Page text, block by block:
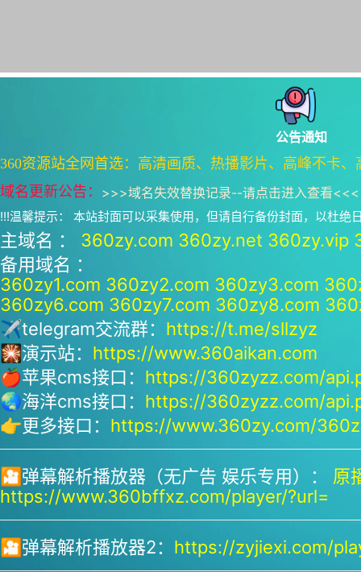
公告通知
360资源站全网首选：高清画质、热播影片、高峰不卡
域名更新公告： >>>域名失效替换记录--请点击进入查看<<<
!!!温馨提示： 本站封面可以采集使用，但请自行备份封面，以杜绝
主域名 ： 360zy.com 360zy.net 360zy.vip
备用域名 ：
360zy1.com 360zy2.com 360zy3.com
360zy6.com 360zy7.com 360zy8.com
✈telegram交流群： https://t.me/sllzyz
🎇演示站： https://www.360aikan.com
🍎苹果cms接口： https://360zyzz.com/
🌏海洋cms接口： https://360zyzz.com/
👉更多接口： https://www.360zy.com/
🎦弹幕解析播放器（无广告 娱乐专用）： 原
https://www.360bffxz.com/player/?url=
🎦弹幕解析播放器2： https://zyjiexi.com/